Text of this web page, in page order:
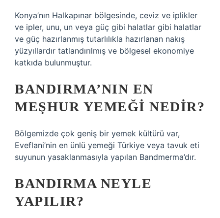
Konya’nın Halkapınar bölgesinde, ceviz ve iplikler
ve ipler, unu, un veya güç gibi halatlar gibi halatlar
ve güç hazırlanmış tutarlılıkla hazırlanan nakış
yüzyıllardır tatlandırılmış ve bölgesel ekonomiye
katkıda bulunmuştur.
BANDIRMA’NIN EN
MEŞHUR YEMEĞI NEDIR?
Bölgemizde çok geniş bir yemek kültürü var,
Eveflani’nin en ünlü yemeği Türkiye veya tavuk eti
suyunun yasaklanmasıyla yapılan Bandmerma’dır.
BANDIRMA NEYLE
YAPILIR?